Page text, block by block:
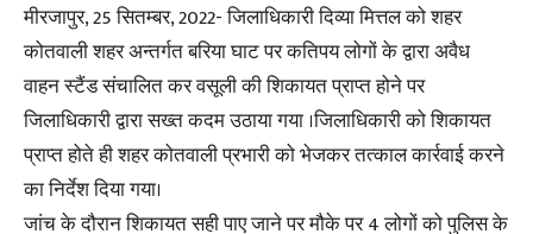
मीरजापुर, 25 सितम्बर, 2022- जिलाधिकारी दिव्या मित्तल को शहर
कोतवाली शहर अन्तर्गत बरिया घाट पर कतिपय लोगों के द्वारा अवैध
वाहन स्टैंड संचालित कर वसूली की शिकायत प्राप्त होने पर
जिलाधिकारी द्वारा सख्त कदम उठाया गया ।जिलाधिकारी को शिकायत
प्राप्त होते ही शहर कोतवाली प्रभारी को भेजकर तत्काल कार्रवाई करने
का निर्देश दिया गया।
जांच के दौरान शिकायत सही पाए जाने पर मौके पर 4 लोगों को पुलिस के